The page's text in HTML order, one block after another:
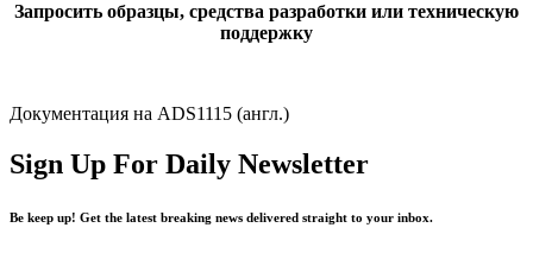
Запросить образцы, средства разработки или техническую
поддержку
Документация на ADS1115 (англ.)
Sign Up For Daily Newsletter
Be keep up! Get the latest breaking news delivered straight to your inbox.